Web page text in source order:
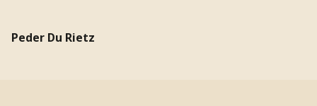
Peder Du Rietz